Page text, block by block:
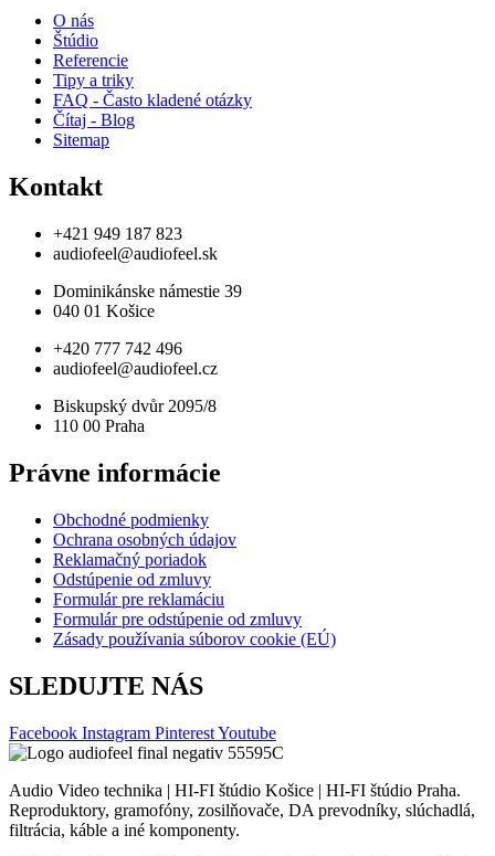
O nás
Štúdio
Referencie
Tipy a triky
FAQ - Často kladené otázky
Čítaj - Blog
Sitemap
Kontakt
+421 949 187 823
audiofeel@audiofeel.sk
Dominikánske námestie 39
040 01 Košice
+420 777 742 496
audiofeel@audiofeel.cz
Biskupský dvůr 2095/8
110 00 Praha
Právne informácie
Obchodné podmienky
Ochrana osobných údajov
Reklamačný poriadok
Odstúpenie od zmluvy
Formulár pre reklamáciu
Formulár pre odstúpenie od zmluvy
Zásady používania súborov cookie (EÚ)
SLEDUJTE NÁS
Facebook Instagram PinterestYoutube
Audio Video technika | HI-FI štúdio Košice | HI-FI štúdio Praha.
Reproduktory, gramofóny, zosilňovače, DA prevodníky, slúchadlá,
filtrácia, káble a iné komponenty.